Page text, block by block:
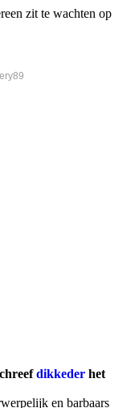
zit te wachten op
dikkeder het
en barbaars